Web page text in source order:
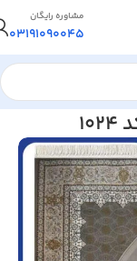
مشاوره رایگان
03191090045